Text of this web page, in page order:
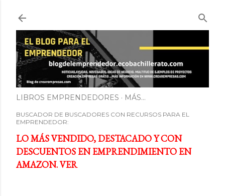
LIBROS EMPRENDEDORES MÁS…
BUSCADOR DE BUSCADORES CON RECURSOS PARA EL
EMPRENDEDOR:
LO MÁS VENDIDO, DESTACADO Y CON
DESCUENTOS EN EMPRENDIMIENTO EN
AMAZON. VER